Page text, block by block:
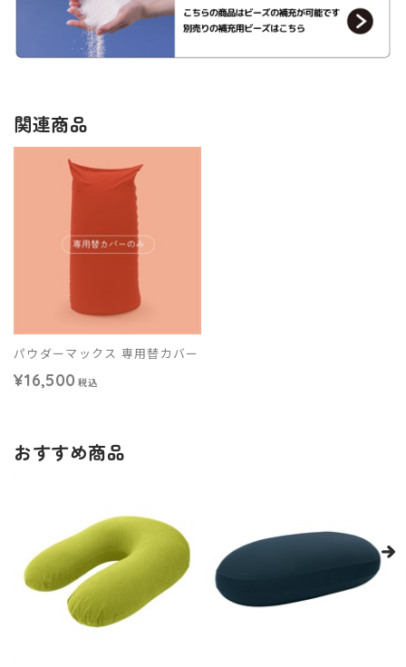
様の下記店舗でお試し頂けます！
福島県
東京都
東京都
関連商品
パウダーマックス 専用替カバー
¥16,500 税込
おすすめ商品